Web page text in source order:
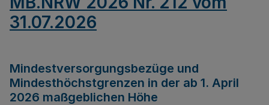
31.07.2026
Mindestversorgungsbezüge und
Mindesthöchstgrenzen in der ab 1. April
2026 maßgeblichen Höhe